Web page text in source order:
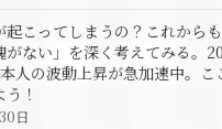
起こってしまうの？これから
がない」を深く考えてみる。
人の波動上昇が急加速中。こ
！
日